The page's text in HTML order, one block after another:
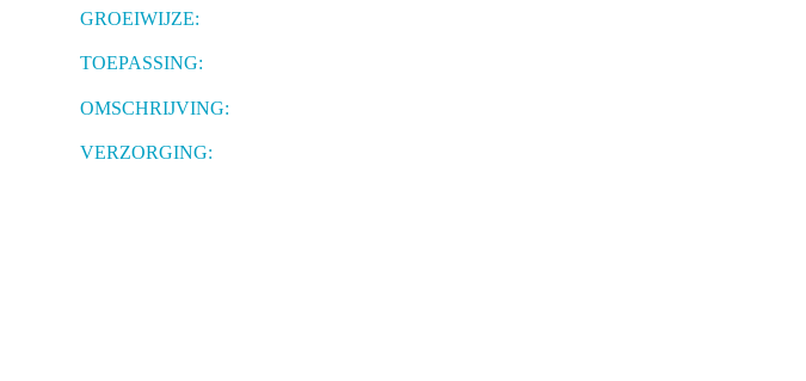
GROEIWIJZE:
TOEPASSING:
OMSCHRIJVING:
VERZORGING: